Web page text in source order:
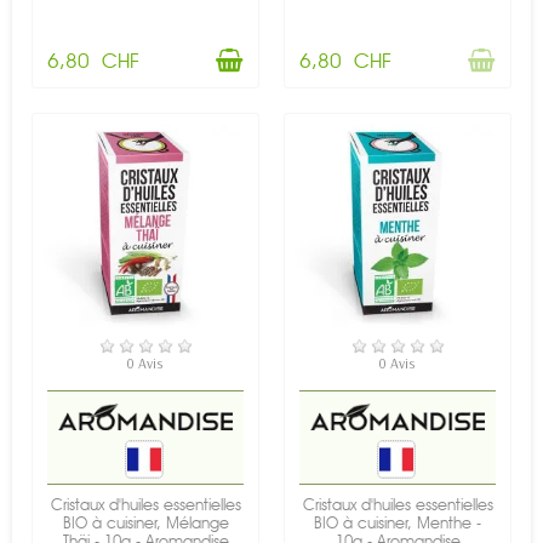
6,80 CHF 6,80 CHF
RUPTURE DE STOCK
0 Avis
Cristaux d'huiles essentielles
BIO à cuisiner, Mélange
EN STOCK
0 Avis
Cristaux d'huiles essentielles
BIO à cuisiner, Menthe -